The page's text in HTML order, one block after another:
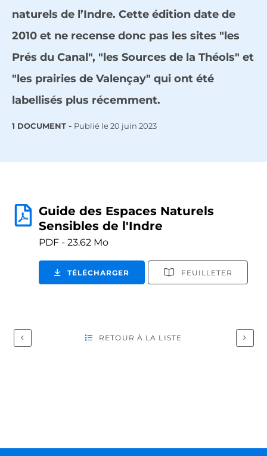
naturels de l’Indre. Cette édition date de
2010 et ne recense donc pas les sites "les
Prés du Canal", "les Sources de la Théols" et
"les prairies de Valençay" qui ont été
labellisés plus récemment.
1 DOCUMENT Publié le20 juin 2023
Guide des Espaces Naturels
Sensibles de l'Indre
PDF - 23.62 Mo
TÉLÉCHARGER FEUILLETER
RETOUR À LA LISTE